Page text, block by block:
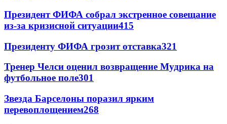
Президент ФИФА собрал экстренное совещание
из-за кризисной ситуации415
Президенту ФИФА грозит отставка321
Тренер Челси оценил возвращение Мудрика на
футбольное поле301
Звезда Барселоны поразил ярким
перевоплощением268